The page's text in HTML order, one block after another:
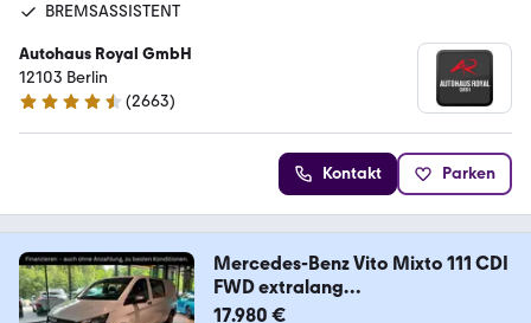
BREMSASSISTENT
Autohaus Royal GmbH
12103 Berlin
4.6 Sterne
(2663)
Kontakt Parken
Mercedes-Benz Vito Mixto 111 CDI
FWD extralang
/SORTIMO/KLIMA/
17.980 €